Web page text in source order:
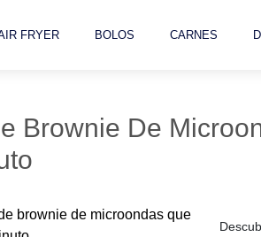
FRYER BOLOS CARNES
Brownie De